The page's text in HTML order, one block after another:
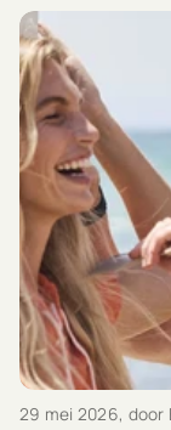
29 mei 2026, door